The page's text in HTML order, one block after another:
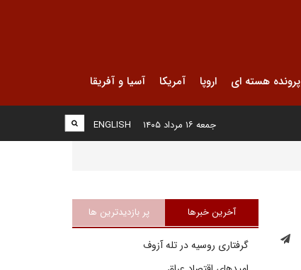
پرونده هسته ای اروپا آمریکا آسیا و آفریقا
ENGLISH جمعه ۱۶ مرداد ۱۴۰۵
آخرین خبرها پر بازدیدترین ها
گرفتاری روسیه در تله آزوف